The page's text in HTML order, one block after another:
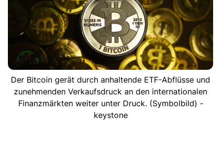
Der Bitcoin gerät durch anhaltende ETF-Abflüsse und
zunehmenden Verkaufsdruck an den internationalen
Finanzmärkten weiter unter Druck. (Symbolbild) -
keystone